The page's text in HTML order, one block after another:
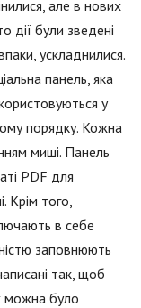
але в нових
дії були зведені
ускладнилися.
панель, яка
у
порядку. Кожна
миші. Панель
PDF для
Крім того,
в себе
заповнюють
так, щоб
можна було